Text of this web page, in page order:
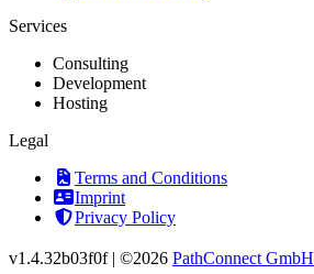
Services
Consulting
Development
Hosting
Legal
Terms and Conditions
Imprint
Privacy Policy
v1.4.32b03f0f| ©2026 PathConnect GmbH